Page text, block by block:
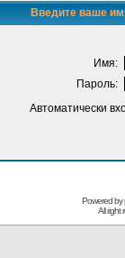
Введите ваше
Имя:
Пароль:
Автоматически
Powered
All right